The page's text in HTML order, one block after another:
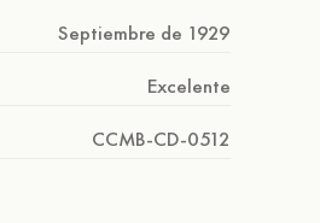
Septiembre de 1929
Excelente
CCMB-CD-0512